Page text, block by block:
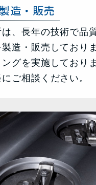
造・販売
、長年の技術で品
造・販売しており
グを実施しており
ご相談ください。